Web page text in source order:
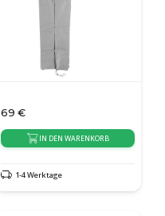
69 €
IN DEN WARENKORB
1-4 Werktage